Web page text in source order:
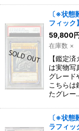
〔※状態
フィック
59,800
在庫数 ×
【鑑定
は実物写
グレード
こちらは
たグレー
〔※状態
ラフィッ